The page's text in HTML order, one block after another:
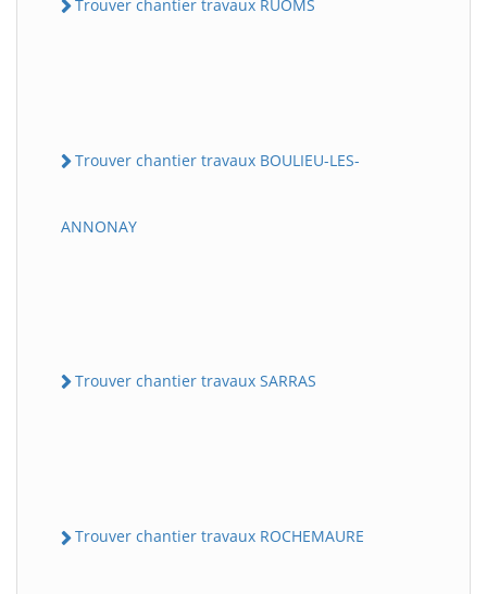
Trouver chantier travaux RUOMS
Trouver chantier travaux BOULIEU-LES-
ANNONAY
Trouver chantier travaux SARRAS
Trouver chantier travaux ROCHEMAURE